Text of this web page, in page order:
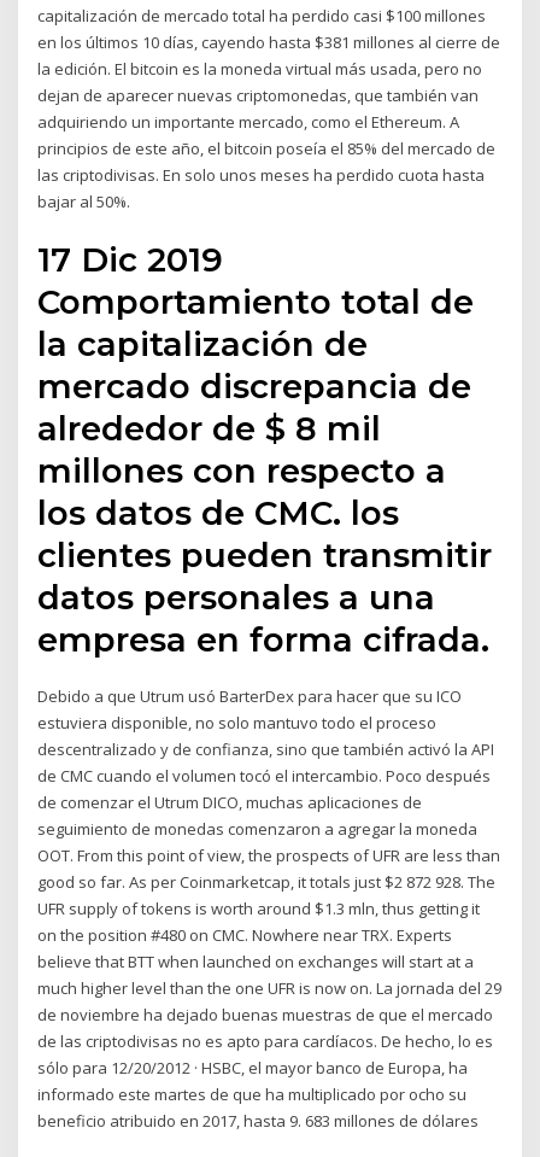
capitalización de mercado total ha perdido casi $100 millones
en los últimos 10 días, cayendo hasta $381 millones al cierre de
la edición. El bitcoin es la moneda virtual más usada, pero no
dejan de aparecer nuevas criptomonedas, que también van
adquiriendo un importante mercado, como el Ethereum. A
principios de este año, el bitcoin poseía el 85% del mercado de
las criptodivisas. En solo unos meses ha perdido cuota hasta
bajar al 50%.
17 Dic 2019
Comportamiento total de
la capitalización de
mercado discrepancia de
alrededor de $ 8 mil
millones con respecto a
los datos de CMC. los
clientes pueden transmitir
datos personales a una
empresa en forma cifrada.
Debido a que Utrum usó BarterDex para hacer que su ICO
estuviera disponible, no solo mantuvo todo el proceso
descentralizado y de confianza, sino que también activó la API
de CMC cuando el volumen tocó el intercambio. Poco después
de comenzar el Utrum DICO, muchas aplicaciones de
seguimiento de monedas comenzaron a agregar la moneda
OOT. From this point of view, the prospects of UFR are less than
good so far. As per Coinmarketcap, it totals just $2 872 928. The
UFR supply of tokens is worth around $1.3 mln, thus getting it
on the position #480 on CMC. Nowhere near TRX. Experts
believe that BTT when launched on exchanges will start at a
much higher level than the one UFR is now on. La jornada del 29
de noviembre ha dejado buenas muestras de que el mercado
de las criptodivisas no es apto para cardíacos. De hecho, lo es
sólo para 12/20/2012 · HSBC, el mayor banco de Europa, ha
informado este martes de que ha multiplicado por ocho su
beneficio atribuido en 2017, hasta 9. 683 millones de dólares